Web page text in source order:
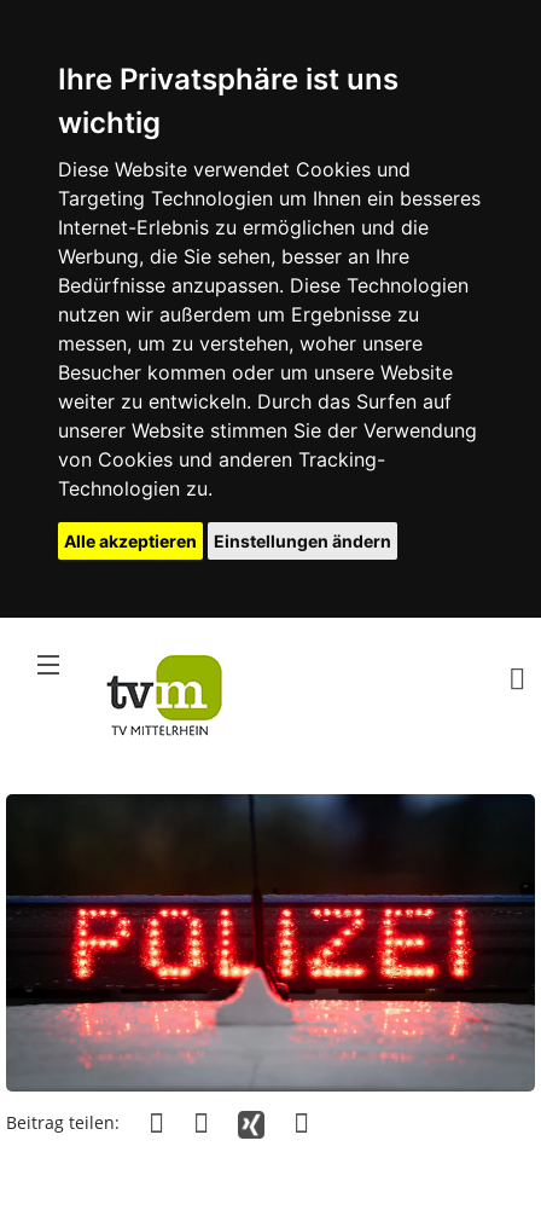
Ihre Privatsphäre ist uns
wichtig
Diese Website verwendet Cookies und
Targeting Technologien um Ihnen ein besseres
Internet-Erlebnis zu ermöglichen und die
Werbung, die Sie sehen, besser an Ihre
Bedürfnisse anzupassen. Diese Technologien
nutzen wir außerdem um Ergebnisse zu
messen, um zu verstehen, woher unsere
Besucher kommen oder um unsere Website
weiter zu entwickeln. Durch das Surfen auf
unserer Website stimmen Sie der Verwendung
von Cookies und anderen Tracking-
Technologien zu.
Alle akzeptieren Einstellungen ändern
Beitrag teilen: